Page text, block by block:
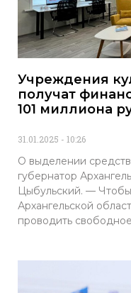
Учреждения
получат
101 миллиона
31.01.2025 10:26
О выделении
губернатор
Цыбульский. —
Архангельской
проводить